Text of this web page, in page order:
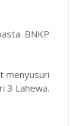
BNKP
menyusuri
3 Lahewa.